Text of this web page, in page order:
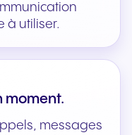
à utiliser.
moment.
messages